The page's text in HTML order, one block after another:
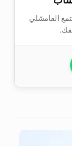
القامشلي